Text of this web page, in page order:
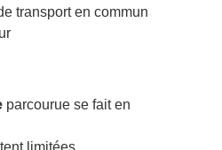
transport en commun
parcourue se fait en